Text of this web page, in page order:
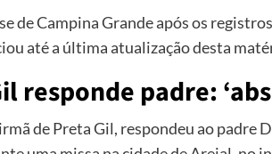
de Campina Grande após os
até a última atualização desta
responde padre:
de Preta Gil, respondeu ao padre